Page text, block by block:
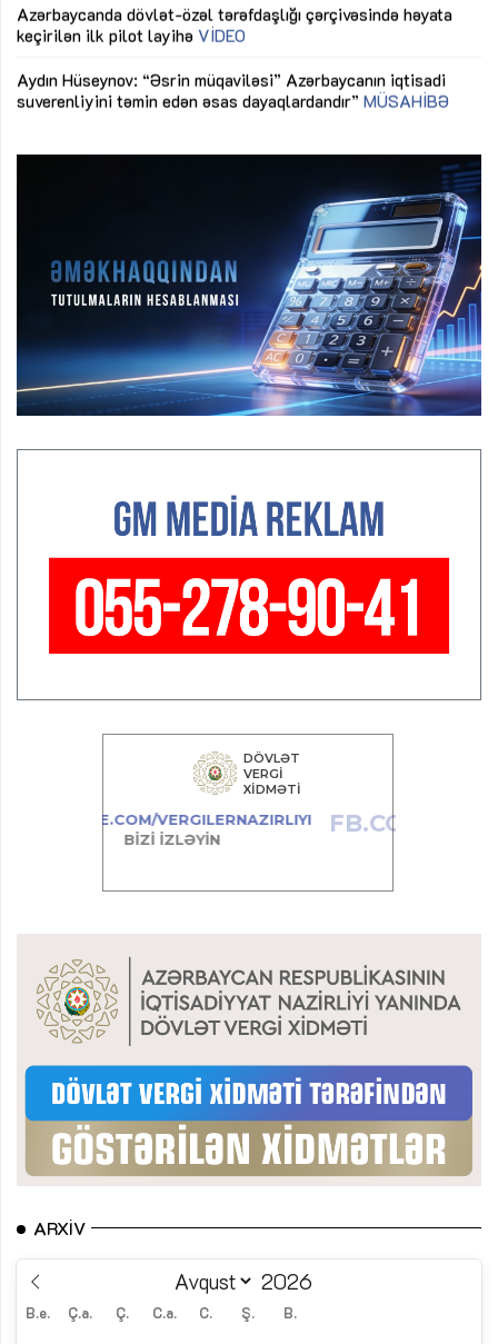
Azərbaycanda dövlət-özəl tərəfdaşlığı çərçivəsində həyata
keçirilən ilk pilot layihə VİDEO
Aydın Hüseynov: “Əsrin müqaviləsi” Azərbaycanın iqtisadi
suverenliyini təmin edən əsas dayaqlardandır” MÜSAHİBƏ
ARXIV
B.e. Ç.a. Ç. C.a. C. Ş. B.